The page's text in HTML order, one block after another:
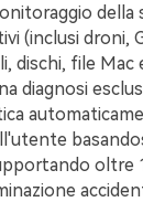
della
(inclusi droni,
dischi, file Mac
diagnosi
oltre